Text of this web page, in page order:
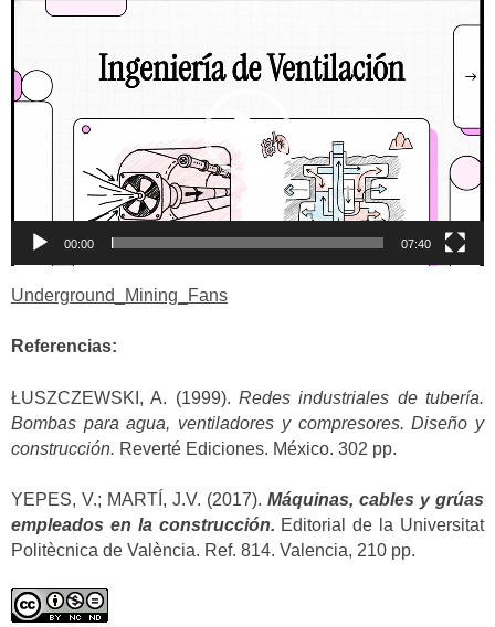
Reproductor
00:00 07:40
Underground_Mining_Fans
Referencias:
ŁUSZCZEWSKI, A. (1999). Redes industriales de tubería.
Bombas para agua, ventiladores y compresores. Diseño y
construcción. Reverté Ediciones. México. 302 pp.
YEPES, V.; MARTÍ, J.V. (2017). Máquinas, cables y grúas
empleados en la construcción. Editorial de la Universitat
Politècnica de València. Ref. 814. Valencia, 210 pp.